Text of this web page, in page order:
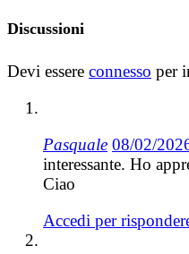
Discussioni
Devi essere connesso per
Pasquale 08/02/
interessante. Ho
Ciao
Accedi per